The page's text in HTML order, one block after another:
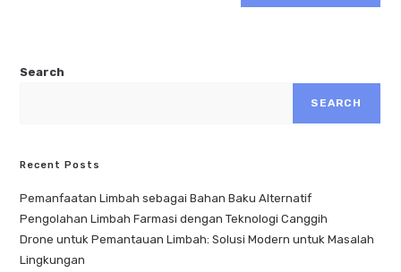
Search
SEARCH
Recent Posts
Pemanfaatan Limbah sebagai Bahan Baku Alternatif
Pengolahan Limbah Farmasi dengan Teknologi Canggih
Drone untuk Pemantauan Limbah: Solusi Modern untuk Masalah
Lingkungan